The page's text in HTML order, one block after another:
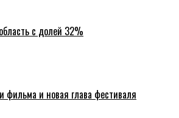
с долей 32%
и новая глава фестиваля